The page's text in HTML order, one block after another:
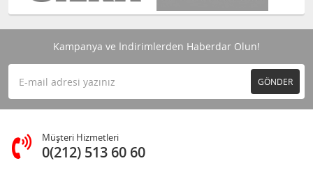
Kampanya ve İndirimlerden Haberdar Olun!
GÖNDER
Müşteri Hizmetleri
0(212) 513 60 60